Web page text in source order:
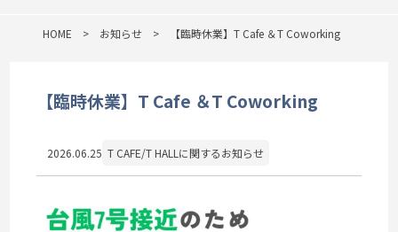
HOME お知らせ 【臨時休業】T Cafe ＆T Coworking
【臨時休業】T Cafe ＆T Coworking
2026.06.25 T CAFE/T HALLに関するお知らせ